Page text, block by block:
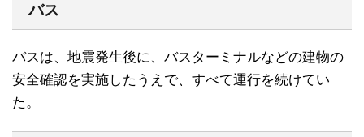
バス
バスは、地震発生後に、バスターミナルなどの建物の
安全確認を実施したうえで、すべて運行を続けてい
た。